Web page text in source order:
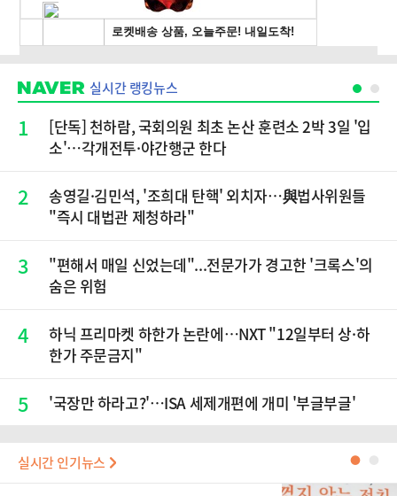
실시간 랭킹뉴스
1
[단독] 천하람, 국회의원 최초 논산 훈련소 2박 3일 '입
소'…각개전투·야간행군 한다
2
송영길·김민석, '조희대 탄핵' 외치자…與법사위원들
"즉시 대법관 제청하라"
3
"편해서 매일 신었는데"...전문가가 경고한 '크록스'의
숨은 위험
4
하닉 프리마켓 하한가 논란에…NXT "12일부터 상·하
한가 주문금지"
5 '국장만 하라고?'…ISA 세제개편에 개미 '부글부글'
실시간 인기뉴스 ●